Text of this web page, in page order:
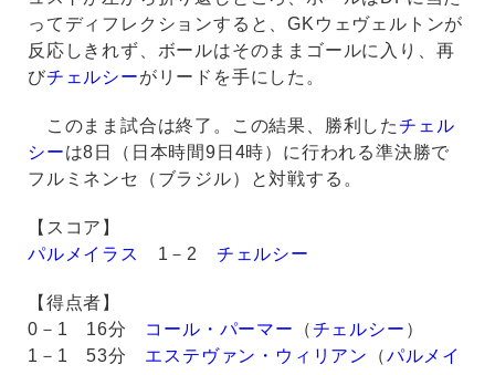
ってディフレクションすると、GKウェヴェルトンが
反応しきれず、ボールはそのままゴールに入り、再
びチェルシーがリードを手にした。
このまま試合は終了。この結果、勝利したチェル
シーは8日（日本時間9日4時）に行われる準決勝で
フルミネンセ（ブラジル）と対戦する。
【スコア】
パルメイラス
1－2 チェルシー
【得点者】
0－1 16分 コール・パーマー （チェルシー ）
1－1 53分 エステヴァン・ウィリアン （パルメイ